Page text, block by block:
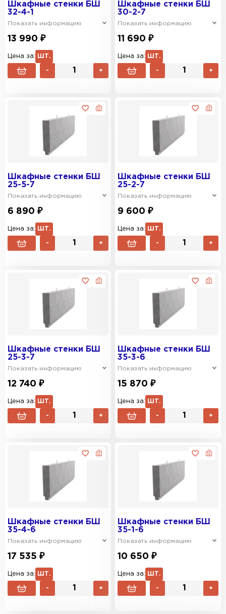
Шкафные стенки БШ
32-4-1
Показать информацию
13 990 ₽
Цена за: ШТ.
- +
Шкафные стенки БШ
30-2-7
Показать информацию
11 690 ₽
Цена за: ШТ.
- +
Шкафные стенки БШ
25-5-7
Показать информацию
6 890 ₽
Цена за: ШТ.
- +
Шкафные стенки БШ
25-2-7
Показать информацию
9 600 ₽
Цена за: ШТ.
- +
Шкафные стенки БШ
25-3-7
Показать информацию
12 740 ₽
Цена за: ШТ.
- +
Шкафные стенки БШ
35-3-6
Показать информацию
15 870 ₽
Цена за: ШТ.
- +
Шкафные стенки БШ
35-4-6
Показать информацию
17 535 ₽
Цена за: ШТ.
- +
Шкафные стенки БШ
35-1-6
Показать информацию
10 650 ₽
Цена за: ШТ.
- +